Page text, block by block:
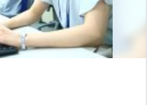
近郊のお客様先、仙台支店
験後）での勤務となりま
円、賞与分30,750円
／月 25時間分